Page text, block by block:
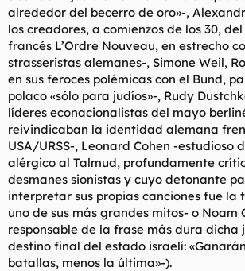
alrededor del becerro de oro»-,
los creadores, a comienzos de los 30,
francés L’Ordre Nouveau, en estrecho
strasseristas alemanes-, Simone Weil,
en sus feroces polémicas con el Bund,
polaco «sólo para judíos»-, Rudy
líderes econacionalistas del mayo
reivindicaban la identidad alemana
USA/URSS-, Leonard Cohen -estudioso
alérgico al Talmud, profundamente
desmanes sionistas y cuyo detonante
interpretar sus propias canciones fue la
uno de sus más grandes mitos- o Noam
responsable de la frase más dura dicha
destino final del estado israelí:
batallas, menos la última»-).